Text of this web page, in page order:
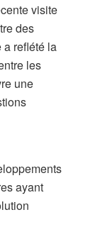
visite
des
a reflété la
les
une
ayant